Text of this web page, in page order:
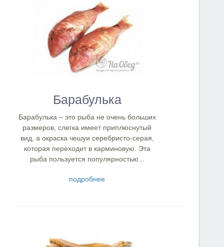
Барабулька
Барабулька – это рыба не очень больших
размеров, слегка имеет приплюснутый
вид, а окраска чешуи серебристо-серая,
которая переходит в карминовую. Эта
рыба пользуется популярностью...
подробнее